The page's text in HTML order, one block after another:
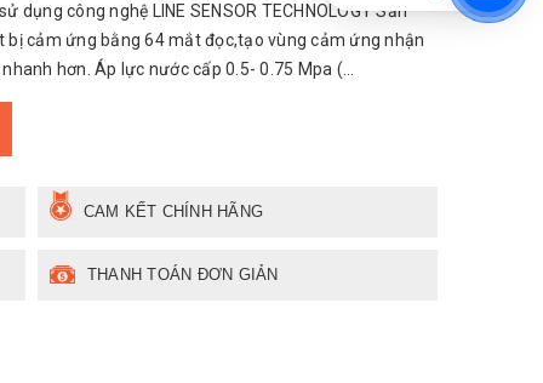
công nghệ LINE SENSOR TECHNOLOGY Sản
cảm ứng bằng 64 mắt đọc,tạo vùng cảm ứng nhận
hơn. Áp lực nước cấp 0.5- 0.75 Mpa (...
CAM KẾT CHÍNH HÃNG
THANH TOÁN ĐƠN GIẢN